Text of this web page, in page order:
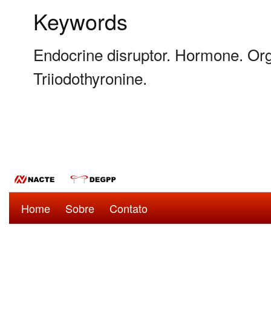
Keywords
Endocrine disruptor. Hormone.
Triiodothyronine.
Home Sobre Contato